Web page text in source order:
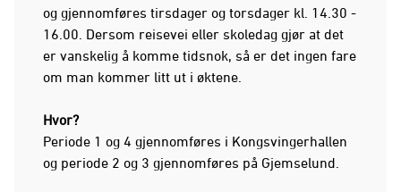
og gjennomføres tirsdager og torsdager kl. 14.30 -
16.00. Dersom reisevei eller skoledag gjør at det
er vanskelig å komme tidsnok, så er det ingen fare
om man kommer litt ut i øktene.
Hvor?
Periode 1 og 4 gjennomføres i Kongsvingerhallen
og periode 2 og 3 gjennomføres på Gjemselund.